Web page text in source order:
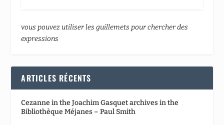
vous pouvez utiliser les guillemets pour chercher des
expressions
ARTICLES RÉCENTS
Cezanne in the Joachim Gasquet archives in the
Bibliothèque Méjanes – Paul Smith